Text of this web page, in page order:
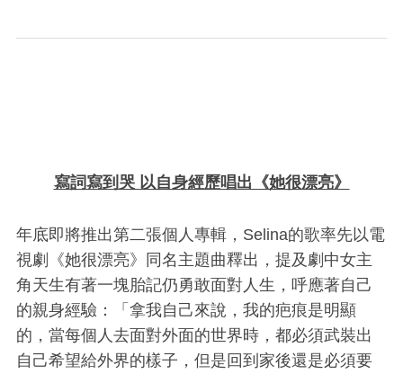
寫詞寫到哭 以自身經歷唱出《她很漂亮》
年底即將推出第二張個人專輯，Selina的歌率先以電
視劇《她很漂亮》同名主題曲釋出，提及劇中女主
角天生有著一塊胎記仍勇敢面對人生，呼應著自己
的親身經驗：「拿我自己來說，我的疤痕是明顯
的，當每個人去面對外面的世界時，都必須武裝出
自己希望給外界的樣子，但是回到家後還是必須要